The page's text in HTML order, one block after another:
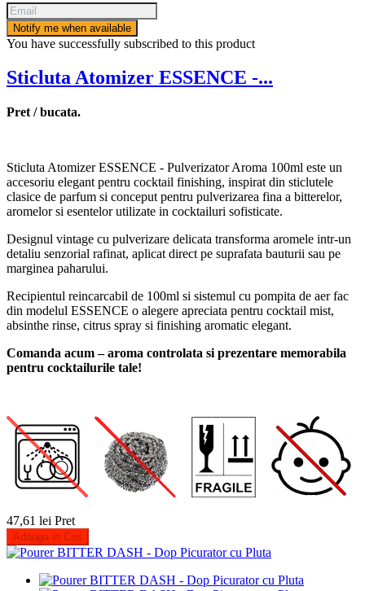
Notify me when available
You have successfully subscribed to this product
Sticluta Atomizer ESSENCE -...
Pret / bucata.
Sticluta Atomizer ESSENCE - Pulverizator Aroma 100ml este un
accesoriu elegant pentru cocktail finishing, inspirat din sticlutele
clasice de parfum si conceput pentru pulverizarea fina a bitterelor,
aromelor si esentelor utilizate in cocktailuri sofisticate.
Designul vintage cu pulverizare delicata transforma aromele intr-un
detaliu senzorial rafinat, aplicat direct pe suprafata bauturii sau pe
marginea paharului.
Recipientul reincarcabil de 100ml si sistemul cu pompita de aer fac
din modelul ESSENCE o alegere apreciata pentru cocktail mist,
absinthe rinse, citrus spray si finishing aromatic elegant.
Comanda acum – aroma controlata si prezentare memorabila
pentru cocktailurile tale!
47,61 lei Pret
Adauga in Cos